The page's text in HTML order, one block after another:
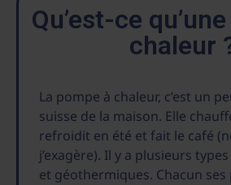
Qu’est-ce
chaleur
La pompe à chaleur, c’est un
suisse de la maison. Elle
refroidit en été et fait le café
j’exagère). Il y a plusieurs
et géothermiques. Chacun ses